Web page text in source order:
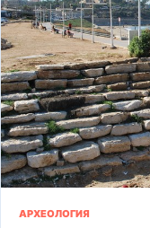
АРХЕОЛОГИЯ